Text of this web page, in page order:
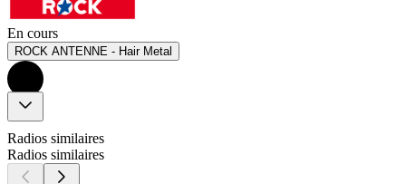
En cours
ROCK ANTENNE - Hair Metal
Radios similaires
Radios similaires